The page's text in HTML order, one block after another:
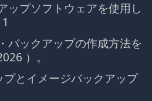
ップソフトウェアを使用し
バックアップの作成方法を
）。
とイメージバックアップ